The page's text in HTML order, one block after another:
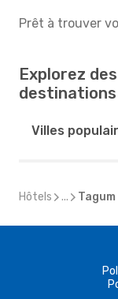
Prêt à trouver
Explorez
destinations
Villes
Hôtels ... Tagum